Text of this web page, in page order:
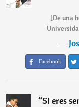
[De una
―
Facebook
“Si eres